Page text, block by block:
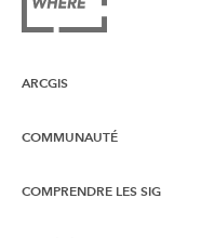
ARCGIS
Vue d’ensemble d’ArcGIS
Cartographie
COMMUNAUTÉ
Esri Community
COMPRENDRE LES SIG